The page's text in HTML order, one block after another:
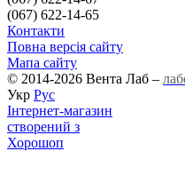
(067) 622-14-65
Контакти
Повна версія сайту
Мапа сайту
© 2014-2026 Вента Лаб –
Укр Рус
Інтернет-магазин
створений з
Хорошоп